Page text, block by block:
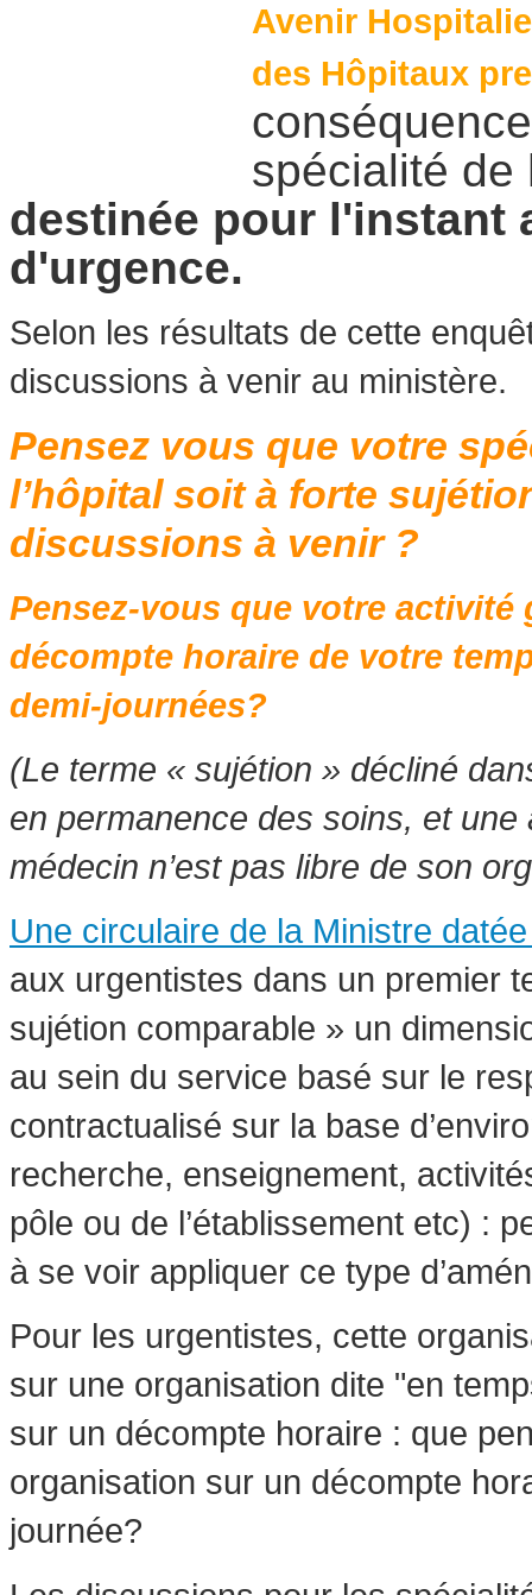
Avenir
des Hôpitaux
spécialité de
destinée pour l'instant
d'urgence.
Selon les résultats de cette
discussions à venir au ministère.
Pensez vous que votre
l’hôpital soit à forte
discussions à venir ?
Pensez-vous que votre
décompte horaire de votre
demi-journées?
(Le terme « sujétion » décliné
en permanence des soins, et
médecin n’est pas libre de son
Une circulaire de la Ministre
aux urgentistes dans un premier
sujétion comparable » un
au sein du service basé sur le
contractualisé sur la base
recherche, enseignement,
pôle ou de l’établissement etc) :
à se voir appliquer ce type
Pour les urgentistes, cette
sur une organisation dite "en
sur un décompte horaire : que
organisation sur un décompte
journée?